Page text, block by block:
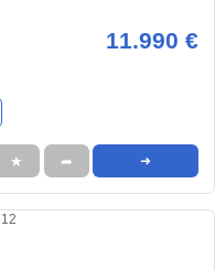
11.990 €
★ ➦ ➜